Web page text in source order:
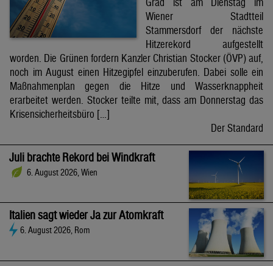
Wiener Stadtteil
Stammersdorf der nächste
Hitzerekord aufgestellt
worden. Die Grünen fordern Kanzler Christian Stocker (ÖVP) auf,
noch im August einen Hitzegipfel einzuberufen. Dabei solle ein
Maßnahmenplan gegen die Hitze und Wasserknappheit
erarbeitet werden. Stocker teilte mit, dass am Donnerstag das
Krisensicherheitsbüro […]
Der Standard
Juli brachte Rekord bei Windkraft
6. August 2026, Wien
Italien sagt wieder Ja zur Atomkraft
6. August 2026, Rom